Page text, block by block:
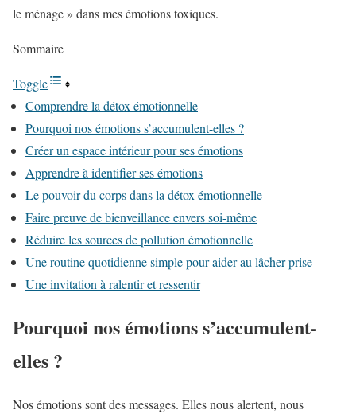
le ménage » dans mes émotions toxiques.
Sommaire
Toggle
Comprendre la détox émotionnelle
Pourquoi nos émotions s’accumulent-elles ?
Créer un espace intérieur pour ses émotions
Apprendre à identifier ses émotions
Le pouvoir du corps dans la détox émotionnelle
Faire preuve de bienveillance envers soi-même
Réduire les sources de pollution émotionnelle
Une routine quotidienne simple pour aider au lâcher-prise
Une invitation à ralentir et ressentir
Pourquoi nos émotions s’accumulent-
elles ?
Nos émotions sont des messages. Elles nous alertent, nous